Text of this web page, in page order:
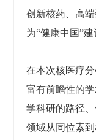
创新核药、高
为“健康中国”
在本次核医疗
富有前瞻性的
学科研的路径
领域从同位素